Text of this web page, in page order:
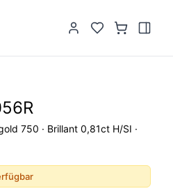
750 · Brillant 0,81ct H/SI ·